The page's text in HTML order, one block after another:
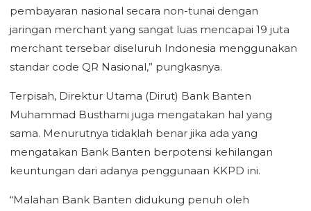
pembayaran nasional secara non-tunai dengan
jaringan merchant yang sangat luas mencapai 19 juta
merchant tersebar diseluruh Indonesia menggunakan
standar code QR Nasional,” pungkasnya.
Terpisah, Direktur Utama (Dirut) Bank Banten
Muhammad Busthami juga mengatakan hal yang
sama. Menurutnya tidaklah benar jika ada yang
mengatakan Bank Banten berpotensi kehilangan
keuntungan dari adanya penggunaan KKPD ini.
“Malahan Bank Banten didukung penuh oleh